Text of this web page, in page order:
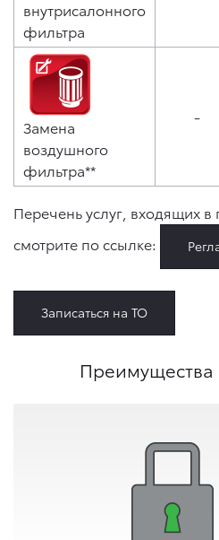
внутрисалонного
фильтра
Замена
воздушного
фильтра**
-
Перечень услуг, входящих
смотрите по ссылке:
Записаться на ТО